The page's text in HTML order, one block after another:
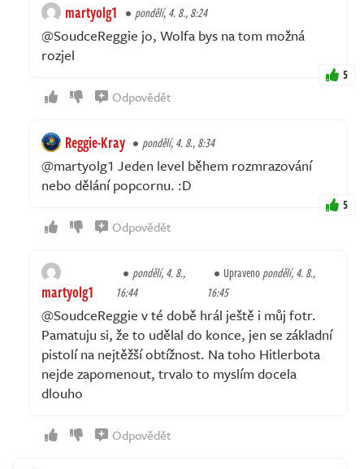
martyolg1 pondělí, 4. 8., 8:24
@SoudceReggie jo, Wolfa bys na tom možná
rozjel
5
Odpovědět
Reggie-Kray pondělí, 4. 8., 8:34
@martyolg1 Jeden level během rozmrazování
nebo dělání popcornu. :D
5
Odpovědět
martyolg1
pondělí, 4. 8.,
16:44
Upravenopondělí, 4. 8.,
16:45
@SoudceReggie v té době hrál ještě i můj fotr.
Pamatuju si, že to udělal do konce, jen se základní
pistolí na nejtěžší obtížnost. Na toho Hitlerbota
nejde zapomenout, trvalo to myslím docela
dlouho
Odpovědět